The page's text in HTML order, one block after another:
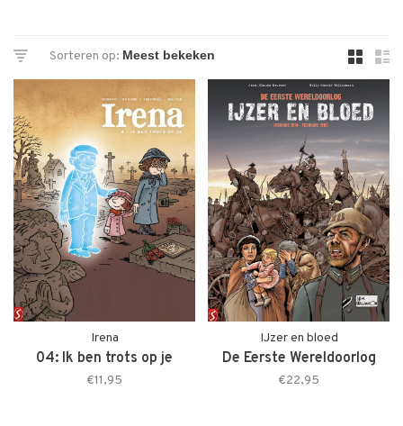
Sorteren op:
Irena
04: Ik ben trots op je
€11,95
IJzer en bloed
De Eerste Wereldoorlog
€22,95